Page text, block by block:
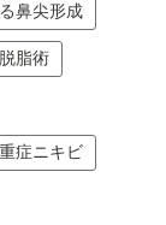
鼻尖形成
脂術
重症ニキビ